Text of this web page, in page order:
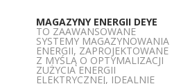
MAGAZYNY ENERGII DEYE
TO ZAAWANSOWANE
SYSTEMY MAGAZYNOWANIA
ENERGII, ZAPROJEKTOWANE
Z MYŚLĄ O OPTYMALIZACJI
ZUŻYCIA ENERGII
ELEKTRYCZNEJ, IDEALNIE